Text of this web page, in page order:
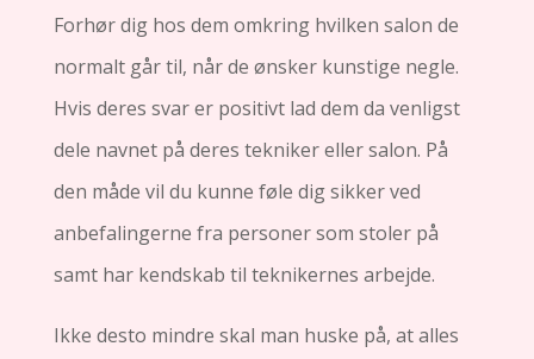
Forhør dig hos dem omkring hvilken salon de
normalt går til, når de ønsker kunstige negle.
Hvis deres svar er positivt lad dem da venligst
dele navnet på deres tekniker eller salon. På
den måde vil du kunne føle dig sikker ved
anbefalingerne fra personer som stoler på
samt har kendskab til teknikernes arbejde.
Ikke desto mindre skal man huske på, at alles